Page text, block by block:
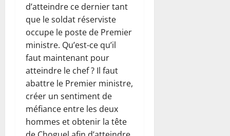
d’atteindre ce dernier tant
que le soldat réserviste
occupe le poste de Premier
ministre. Qu’est-ce qu’il
faut maintenant pour
atteindre le chef ? Il faut
abattre le Premier ministre,
créer un sentiment de
méfiance entre les deux
hommes et obtenir la tête